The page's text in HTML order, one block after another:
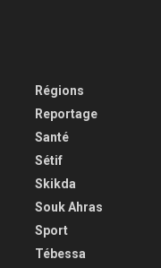
Régions
Reportage
Santé
Sétif
Skikda
Souk Ahras
Sport
Tébessa